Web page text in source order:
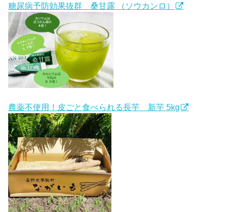
糖尿病予防効果抜群 桑甘露 （ソウカンロ）
農薬不使用！皮ごと食べられる長芋 新芋 5kg